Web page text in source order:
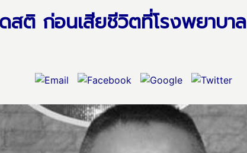
สติ ก่อนเสียชีวิตที่โรงพยาบาล